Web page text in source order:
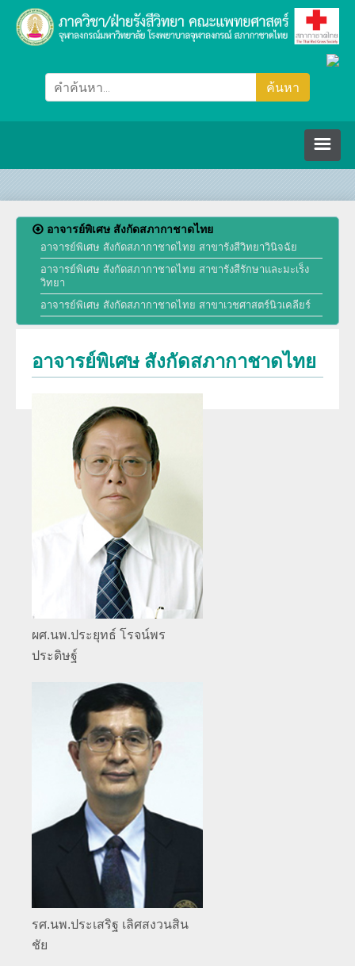
ภาควิชา/ฝ่ายรังสีวิทยา
พัฒนาการของภาควิชา
ประวัติหัวหน้าภาควิชา
ความภาคภูมิใจของภาควิชา
โครงสร้างภาควิชา/ฝ่ายรังสีวิทยา
ด้านวิจัย ด้านการบริการวิชาการ
งานด้านประกันคุณภาพ QA และ HA
โครงสร้างทางกายภาพ
บุคลากรของภาควิชา/ฝ่ายรังสีวิทยา
ประวัติโรงเรียนรังสีเทคนิค (หลักสูตรนี้ได้ปิดทำการเรียนการสอนแล้ว)
ประวัตินักรังสีเทคนิค
ประวัตินักฟิสิกส์การแพทย์
ประวัติพยาบาลกับงานทางรังสีวิทยา
สาขารังสีวิทยาวินิจฉัย
สาขารังสีรักษาและมะเร็งวิทยา
สาขาเวชศาสตร์นิวเคลียร์
แพทย์ประจำบ้านต่อยอด
แพทย์ประจำบ้าน
การศึกษา
ทุนวิจัยและเงินสนับสนุน
ผลงานหนังสือ
ความรู้สำหรับประชาชน
อาจารย์พิเศษ สังกัดสภากาชาดไทย
อาจารย์พิเศษ สังกัดสภากาชาดไทย สาขารังสีวิทยาวินิจฉัย
อาจารย์พิเศษ สังกัดสภากาชาดไทย สาขารังสีรักษาและมะเร็ง
วิทยา
อาจารย์พิเศษ สังกัดสภากาชาดไทย สาขาเวชศาสตร์นิวเคลียร์
อาจารย์พิเศษ สังกัดสภากาชาดไทย
ผศ.นพ.ประยุทธ์ โรจน์พร
ประดิษฐ์
รศ.นพ.ประเสริฐ เลิศสงวนสิน
ชัย